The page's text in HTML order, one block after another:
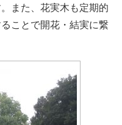
また、花実木も定期的
ことで開花・結実に繋